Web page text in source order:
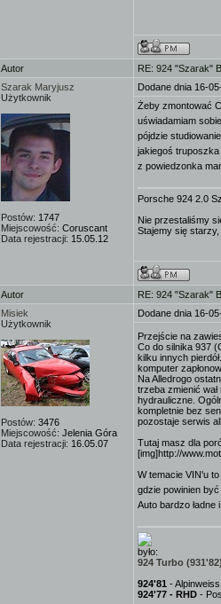
Autor
RE: 924 "Szarak"
Szarak Maryjusz
Użytkownik
Postów: 1747
Miejscowość: Coruscant
Data rejestracji: 15.05.12
Dodane dnia 16-
Żeby zmontować
uświadamiam
pójdzie
jakiegoś
z powiedzonka
Porsche 924 2.0
Nie przestaliśmy
Stajemy się
Autor
RE: 924 "Szarak"
Misiek
Użytkownik
Postów: 3476
Miejscowość: Jelenia Góra
Data rejestracji: 16.05.07
Dodane dnia 16-
Przejście na
Co do silnika 937
kilku innych
komputer
Na Alledrogo
trzeba zmienić
hydrauliczne.
kompletnie bez
pozostaje serwis
Tutaj masz dla
[img]http://
W temacie VIN'u
gdzie powinien
Auto bardzo
było:
924 Turbo
924'81 -
924'77 - RHD -